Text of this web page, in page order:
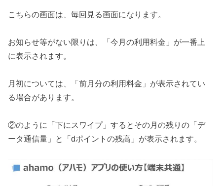
こちらの画面は、毎回見る画面になります。
お知らせ等がない限りは、「今月の利用料金」が一番上
に表示されます。
月初については、「前月分の利用料金」が表示されてい
る場合があります。
②のように「下にスワイプ」するとその月の残りの「デ
ータ通信量」と「dポイントの残高」が表示されます。